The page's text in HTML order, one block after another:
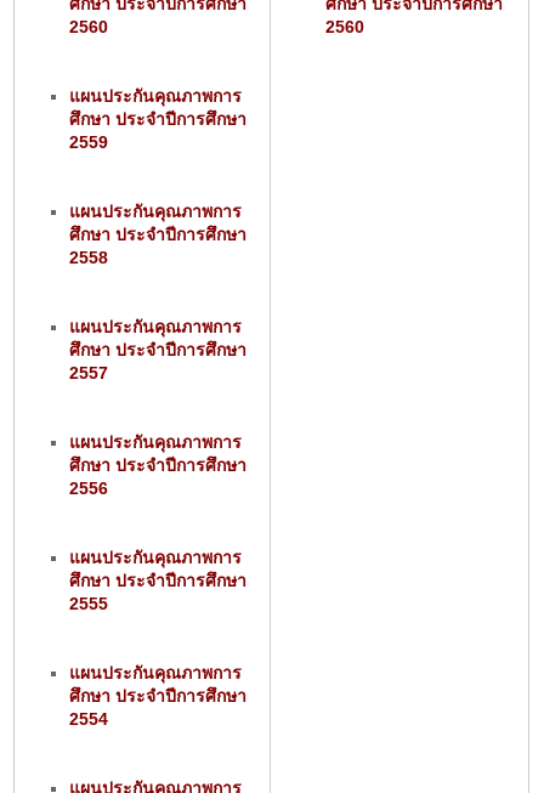
2560
2560
แผนประกันคุณภาพการ
ศึกษา ประจำปีการศึกษา
2559
แผนประกันคุณภาพการ
ศึกษา ประจำปีการศึกษา
2558
แผนประกันคุณภาพการ
ศึกษา ประจำปีการศึกษา
2557
แผนประกันคุณภาพการ
ศึกษา ประจำปีการศึกษา
2556
แผนประกันคุณภาพการ
ศึกษา ประจำปีการศึกษา
2555
แผนประกันคุณภาพการ
ศึกษา ประจำปีการศึกษา
2554
แผนประกันคุณภาพการ